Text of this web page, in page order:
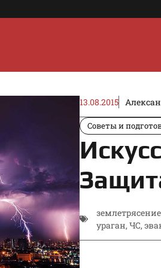
13.08.2015
Советы и
землетрясение
ураган,ЧС,